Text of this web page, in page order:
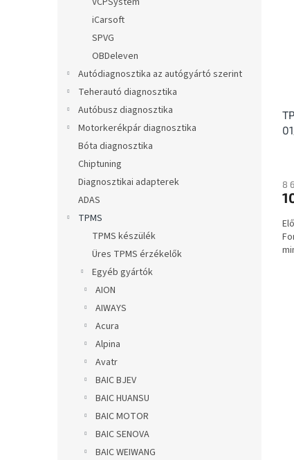
iCarsoft
SPVG
OBDeleven
Autódiagnosztika az autógyártó szerint
Teherautó diagnosztika
Autóbusz diagnosztika
Motorkerékpár diagnosztika
Bóta diagnosztika
Chiptuning
Diagnosztikai adapterek
ADAS
TPMS
TPMS készülék
Üres TPMS érzékelők
Egyéb gyártók
AION
AIWAYS
Acura
Alpina
Avatr
BAIC BJEV
BAIC HUANSU
BAIC MOTOR
BAIC SENOVA
BAIC WEIWANG
8